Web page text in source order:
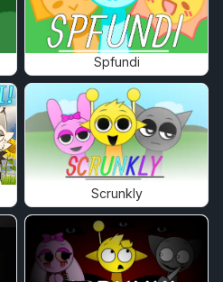
Spfundi
Scrunkly